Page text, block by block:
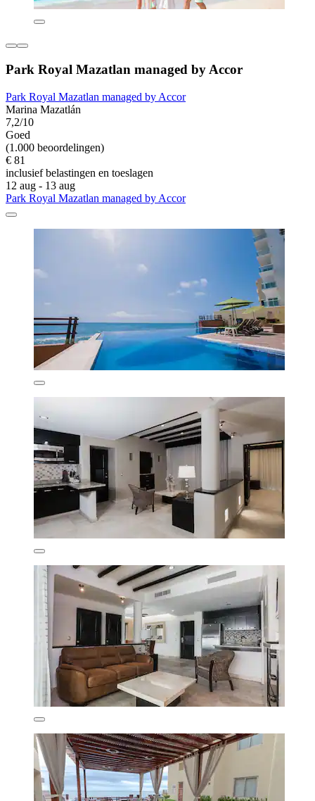
Park Royal Mazatlan managed by Accor
Park Royal Mazatlan managed by Accor
Marina Mazatlán
7,2/10
Goed
(1.000 beoordelingen)
€ 81
inclusief belastingen en toeslagen
12 aug - 13 aug
Park Royal Mazatlan managed by Accor